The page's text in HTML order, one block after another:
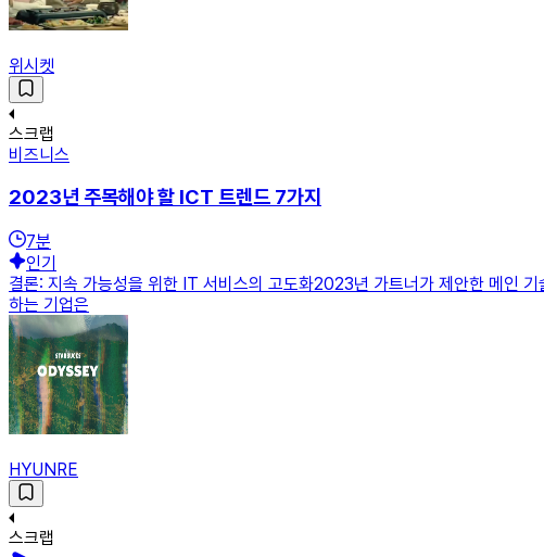
위시켓
스크랩
비즈니스
2023년 주목해야 할 ICT 트렌드 7가지
7분
인기
결론: 지속 가능성을 위한 IT 서비스의 고도화2023년 가트너가 제안한 메인
하는 기업은
HYUNRE
스크랩